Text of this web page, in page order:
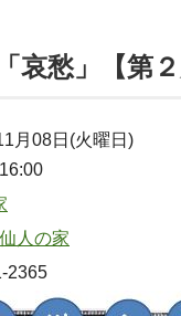
哀愁」【第２
月08日(火曜日)
人の家
2365